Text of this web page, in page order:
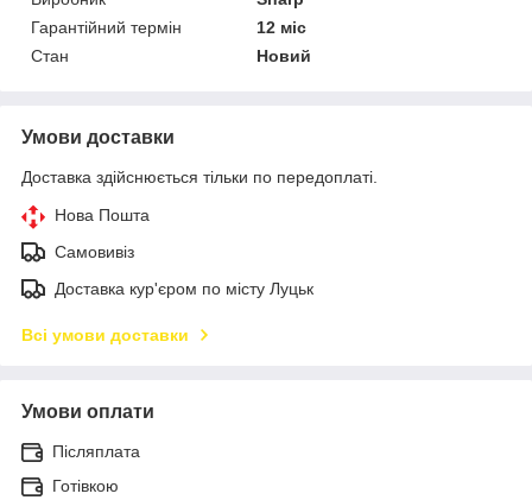
Гарантійний термін
12 міс
Стан
Новий
Умови доставки
Доставка здійснюється тільки по передоплаті.
Нова Пошта
Самовивіз
Доставка кур'єром по місту Луцьк
Всі умови доставки
Умови оплати
Післяплата
Готівкою